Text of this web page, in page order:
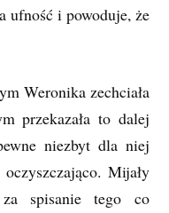
ufność i powoduje, że
Weronika zechciała
przekazała to dalej
niezbyt dla niej
Mijały
spisanie tego co